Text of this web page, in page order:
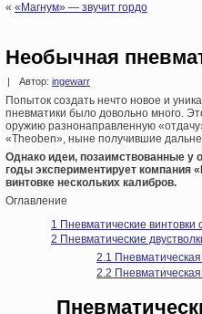
« «Магнум» — звучит гордо
Необычная
| Автор: ingewarr
Попыток создать нечто новое и
пневматики было довольно много.
оружию разнонаправленную
«Theoben», ныне получившие
Однако идеи, позаимствованные у
годы экспериментирует компания
винтовке нескольких калибров.
Оглавление
1 Пневматические
2 Пневматические
2.1
2.2